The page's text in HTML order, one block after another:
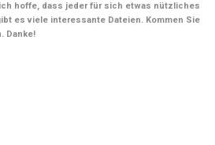
hoffe, dass jeder für sich etwas nützliches
es viele interessante Dateien. Kommen Sie
Danke!